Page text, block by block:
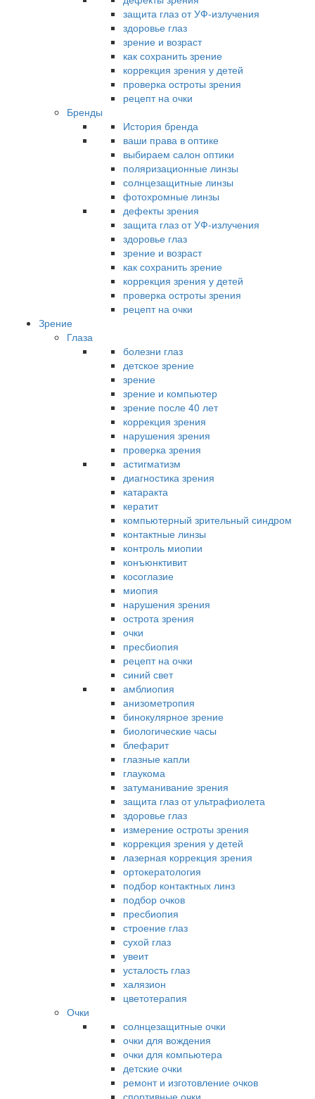
защита глаз от УФ-излучения
здоровье глаз
зрение и возраст
как сохранить зрение
коррекция зрения у детей
проверка остроты зрения
рецепт на очки
Бренды
История бренда
ваши права в оптике
выбираем салон оптики
поляризационные линзы
солнцезащитные линзы
фотохромные линзы
дефекты зрения
защита глаз от УФ-излучения
здоровье глаз
зрение и возраст
как сохранить зрение
коррекция зрения у детей
проверка остроты зрения
рецепт на очки
Зрение
Глаза
болезни глаз
детское зрение
зрение
зрение и компьютер
зрение после 40 лет
коррекция зрения
нарушения зрения
проверка зрения
астигматизм
диагностика зрения
катаракта
кератит
компьютерный зрительный синдром
контактные линзы
контроль миопии
конъюнктивит
косоглазие
миопия
нарушения зрения
острота зрения
очки
пресбиопия
рецепт на очки
синий свет
амблиопия
анизометропия
бинокулярное зрение
биологические часы
блефарит
глазные капли
глаукома
затуманивание зрения
защита глаз от ультрафиолета
здоровье глаз
измерение остроты зрения
коррекция зрения у детей
лазерная коррекция зрения
ортокератология
подбор контактных линз
подбор очков
пресбиопия
строение глаз
сухой глаз
увеит
усталость глаз
халязион
цветотерапия
Очки
солнцезащитные очки
очки для вождения
очки для компьютера
детские очки
ремонт и изготовление очков